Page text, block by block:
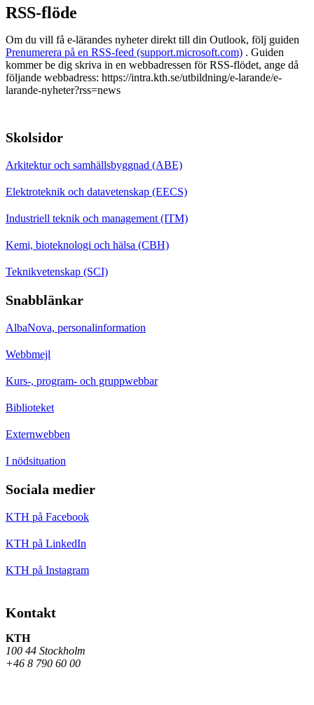
RSS-flöde
Om du vill få e-lärandes nyheter direkt till din Outlook, följ guiden
Prenumerera på en RSS-feed (support.microsoft.com) . Guiden
kommer be dig skriva in en webbadressen för RSS-flödet, ange då
följande webbadress: https://intra.kth.se/utbildning/e-larande/e-
larande-nyheter?rss=news
Skolsidor
Arkitektur och samhällsbyggnad (ABE)
Elektroteknik och datavetenskap (EECS)
Industriell teknik och management (ITM)
Kemi, bioteknologi och hälsa (CBH)
Teknikvetenskap (SCI)
Snabblänkar
AlbaNova, personalinformation
Webbmejl
Kurs-, program- och gruppwebbar
Biblioteket
Externwebben
I nödsituation
Sociala medier
KTH på Facebook
KTH på LinkedIn
KTH på Instagram
Kontakt
KTH
100 44 Stockholm
+46 8 790 60 00